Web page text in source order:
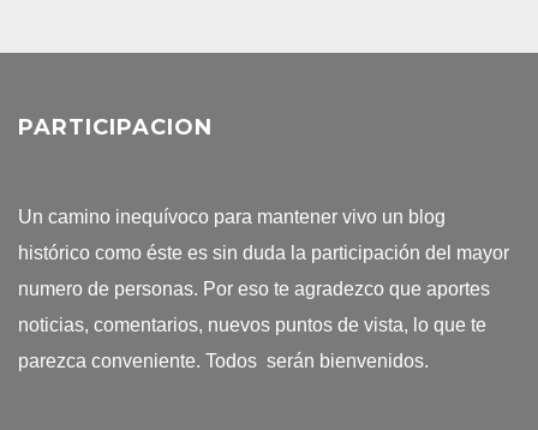
PARTICIPACION
Un camino inequívoco para mantener vivo un blog
histórico como éste es sin duda la participación del mayor
numero de personas. Por eso te agradezco que aportes
noticias, comentarios, nuevos puntos de vista, lo que te
parezca conveniente. Todos serán bienvenidos.